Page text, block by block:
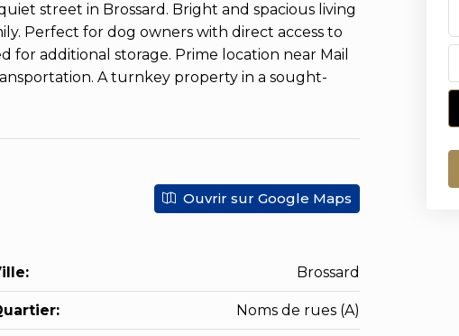
street in Brossard. Bright and spacious living
Perfect for dog owners with direct access to
additional storage. Prime location near Mail
A turnkey property in a sought-
Ouvrir sur Google Maps
Brossard
Noms de rues (A)